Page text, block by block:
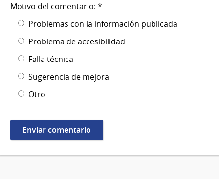
Motivo del comentario: *
Problemas con la información publicada
Problema de accesibilidad
Falla técnica
Sugerencia de mejora
Otro